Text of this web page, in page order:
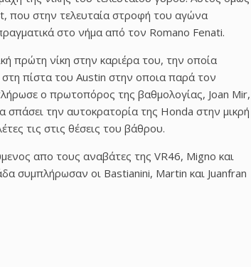
που στην τελευταία στροφή του αγώνα
στο νήμα από τον Romano Fenati.
πρώτη νίκη στην καριέρα του, την οποία
πίστα του Austin στην οποια παρά τον
ο πρωτοπόρος της βαθμολογίας, Joan Mir,
την αυτοκρατορία της Honda στην μικρή
τις στις θέσεις του βάθρου.
απο τους αναβάτες της VR46, Migno και
συμπλήρωσαν οι Bastianini, Martin και Juanfran